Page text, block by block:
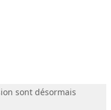
sont désormais